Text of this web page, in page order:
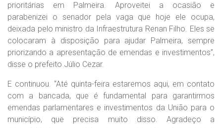
prioritárias em Palmeira. Aproveitei a ocasião e
parabenizei o senador pela vaga que hoje ele ocupa,
deixada pelo ministro da Infraestrutura Renan Filho. Eles se
colocaram à disposição para ajudar Palmeira, sempre
priorizando a apresentação de emendas e investimentos”,
disse o prefeito Júlio Cezar.
E continuou. “Até quinta-feira estaremos aqui, em contato
com a bancada, que é fundamental para garantirmos
emendas parlamentares e investimentos da União para o
município, que precisa muito disso. Agradeço a